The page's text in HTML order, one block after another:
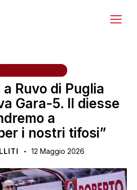
Ruvo di Puglia
Gara-5. Il diesse
a
i nostri tifosi”
12 Maggio 2026